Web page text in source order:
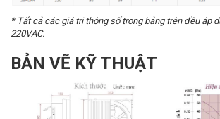
* Tất cả các giá trị thông số trong bảng trên đều áp
220VAC.
BẢN VẼ KỸ THUẬT